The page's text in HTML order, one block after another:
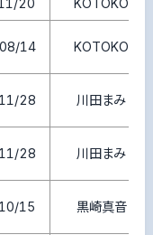
14 KOTOKO
28 川田まみ
28 川田まみ
15 黒崎真音